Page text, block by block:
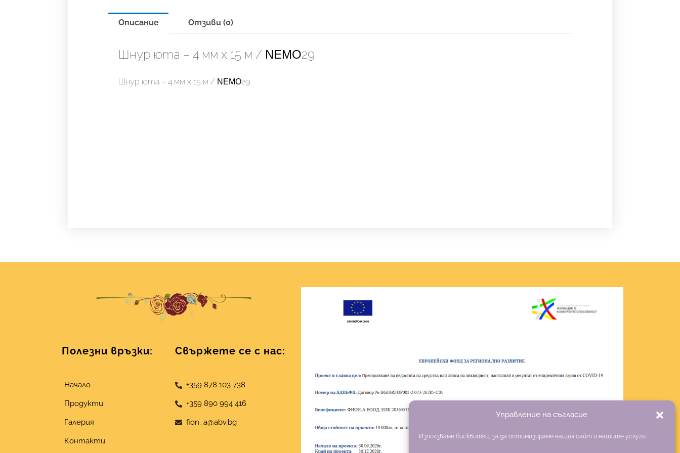
Управление на съгласие
Използваме бисквитки, за да оптимизираме нашия сайт и нашите услуги.
Описание Отзиви (0)
Шнур юта – 4 мм х 15 м / ΝΕΜΟ29
Шнур юта – 4 мм х 15 м / ΝΕΜΟ29
Полезни връзки:
Начало
Продукти
Галерия
Контакти
Свържете се с нас:
+359 878 103 738
+359 890 994 416
fion_a@abv.bg